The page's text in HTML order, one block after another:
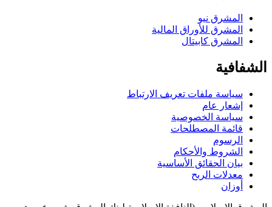
المشرق نيو
المشرق للأوراق المالية
المشرق كابيتال
الشفافية
سياسة ملفات تعريف الارتباط
إشعار عام
سياسة الخصوصية
قائمة المصطلحات
الرسوم
الشروط والأحكام
بيان الحقائق الأساسية
معدلات الربح
أوزان